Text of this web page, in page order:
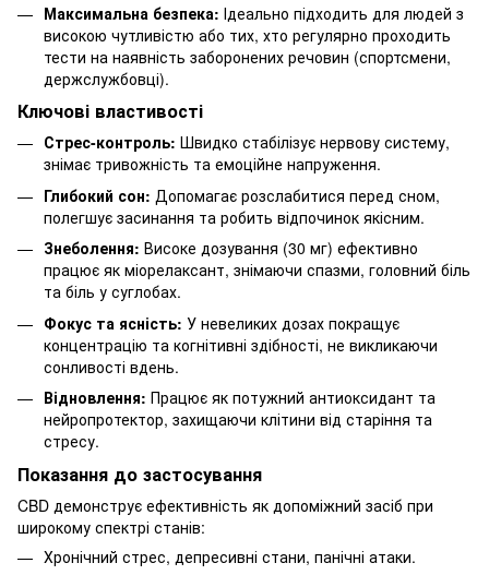
Максимальна безпека: Ідеально підходить для людей з
високою чутливістю або тих, хто регулярно проходить
тести на наявність заборонених речовин (спортсмени,
держслужбовці).
Ключові властивості
Стрес-контроль: Швидко стабілізує нервову систему,
знімає тривожність та емоційне напруження.
Глибокий сон: Допомагає розслабитися перед сном,
полегшує засинання та робить відпочинок якісним.
Знеболення: Високе дозування (30 мг) ефективно
працює як міорелаксант, знімаючи спазми, головний біль
та біль у суглобах.
Фокус та ясність: У невеликих дозах покращує
концентрацію та когнітивні здібності, не викликаючи
сонливості вдень.
Відновлення: Працює як потужний антиоксидант та
нейропротектор, захищаючи клітини від старіння та
стресу.
Показання до застосування
CBD демонструє ефективність як допоміжний засіб при
широкому спектрі станів:
Хронічний стрес, депресивні стани, панічні атаки.